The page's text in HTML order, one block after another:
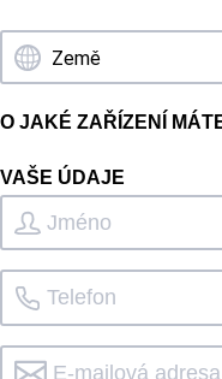
O JAKÉ ZAŘÍZENÍ
VAŠE ÚDAJE